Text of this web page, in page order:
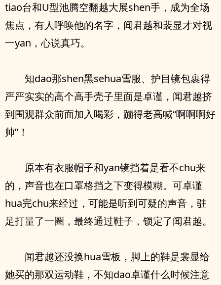
tiao台和U型池腾空翻越大展shen手，成为全场
焦点，有人呼唤他的名字，闻君越和裴显才对视
一yan，心说真巧。
知dao那shen黑sehua雪服、护目镜包裹得
严严实实的高个高手壳子里面是卓谨，闻君越挤
到围观群众前面加入喝彩，蹦得老高喊“啊啊啊好
帅”！
原本有衣服帽子和yan镜挡着是看不chu来
的，声音也在口罩格挡之下变得模糊。可卓谨
hua完chu来经过，可能是听到可疑的声音，驻
足打量了一圈，最终通过鞋子，锁定了闻君越。
闻君越还没换hua雪板，脚上的鞋是裴显给
她买的那双运动鞋，不知dao卓谨什么时候注意